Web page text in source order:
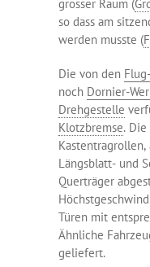
grosser Raum (
so dass am
werden musste (
Die von den
noch Dornier-
Drehgestelle
Klotzbremse.
Längsblatt- und
Querträger
Türen mit
Ähnliche
geliefert.